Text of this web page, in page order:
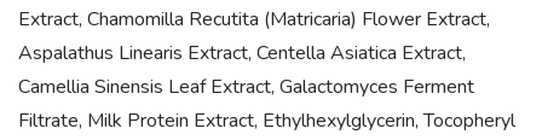
Extract, Chamomilla Recutita (Matricaria) Flower Extract,
Aspalathus Linearis Extract, Centella Asiatica Extract,
Camellia Sinensis Leaf Extract, Galactomyces Ferment
Filtrate, Milk Protein Extract, Ethylhexylglycerin, Tocopheryl